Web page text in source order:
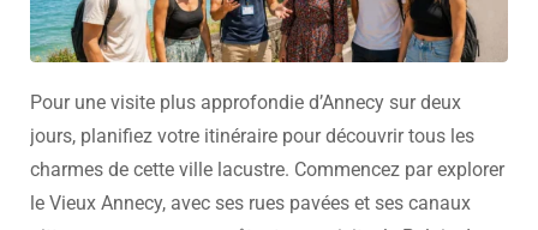
Pour une visite plus approfondie d’Annecy sur deux
jours, planifiez votre itinéraire pour découvrir tous les
charmes de cette ville lacustre. Commencez par explorer
le Vieux Annecy, avec ses rues pavées et ses canaux